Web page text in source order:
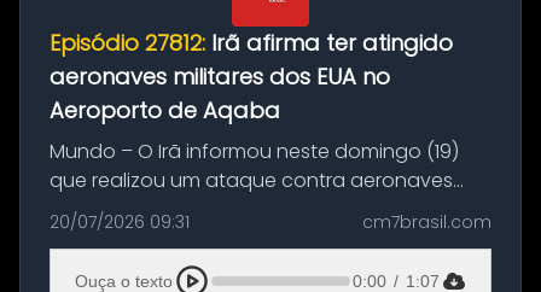
Episódio 27812: Irã afirma ter atingido
aeronaves militares dos EUA no
Aeroporto de Aqaba
Mundo – O Irã informou neste domingo (19)
que realizou um ataque contra aeronaves
militares dos Estados Unidos estacionadas no
Aeroporto de Aqaba, na Jordânia, durante a
21ª fase da Operação Nasr 2. A...
20/07/2026 09:31 cm7brasil.com
Ouça o texto 0:00 / 1:07